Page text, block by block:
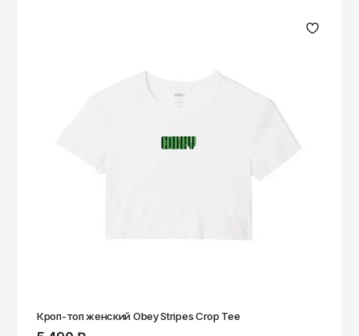
Кроп-топ женский Obey Stripes Crop Tee